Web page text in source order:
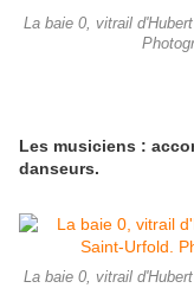
La baie 0, vitrail
Les musiciens :
danseurs.
La baie 0, vitrail